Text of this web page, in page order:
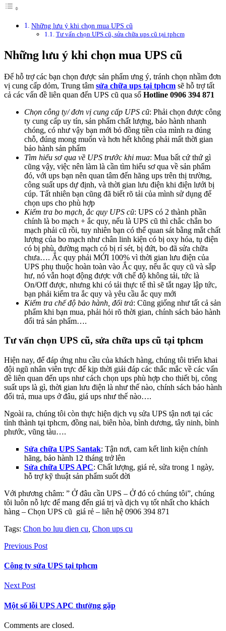
Những lưu ý khi chọn mua UPS cũ
Tư vấn chọn UPS cũ, sửa chữa ups cũ tại tphcm
Những lưu ý khi chọn mua UPS cũ
Để hỗ trợ các bạn chọn được sản phẩm ưng ý, tránh chọn nhầm đơn
vị cung cấp dỏm, Trung tâm sửa chữa ups tại tphcm sẽ hỗ trợ tất
cả các vấn đề liên quan đến UPS cũ qua số Hotline 0906 394 871
Chọn công ty/ đơn vị cung cấp UPS cũ: Phải chọn được công
ty cung cấp uy tín, sản phẩm chất lượng, bảo hành nhanh
chóng, có như vậy bạn mới bỏ đồng tiền của mình ra đúng
chỗ, đúng mong muốn và hơn hết không phải mất thời gian
bảo hành sản phẩm
Tìm hiểu sơ qua về UPS trước khi mua: Mua bất cứ thứ gì
cũng vậy, việc nên làm là cần tìm hiểu sơ qua về sản phẩm
đó, với ups bạn nên quan tâm đến hãng ups trên thị trường,
công suất ups dự định, và thời gian lưu điện khi điện lưới bị
cúp. Tất nhiên bạn cũng đã biết rõ tải của mình sử dụng để
chọn ups cho phù hợp
Kiểm tra bo mạch, ắc quy UPS cũ: UPS có 2 thành phần
chính là bo mạch + ắc quy, nếu là UPS cũ thì chắc chắn bo
mạch phải cũ rồi, tuy nhiên bạn có thể quan sát bằng mắt chất
lượng của bo mạch như chân linh kiện có bị oxy hóa, tụ điện
có bị phù, đường mạch có bị rỉ sét, bị đứt, bo đã sửa chữa
chưa…. Ắc quy phải MỚI 100% vì thời gian lưu điện của
UPS phụ thuộc hoàn toàn vào Ắc quy, nếu ắc quy cũ và sắp
hư, nó vẫn hoạt động được với chế độ không tải, tức là
On/Off được, nhưng khi có tải thực tế thì sẽ tắt ngay lập tức,
bạn phải kiểm tra ắc quy và yêu cầu ắc quy mới
Kiểm tra chế độ bảo hành, đổi trả: Cũng giống như tất cả sản
phẩm khi bạn mua, phải hỏi rõ thời gian, chính sách bảo hành
đổi trả sản phẩm….
Tư vấn chọn UPS cũ, sửa chữa ups cũ tại tphcm
Hiện nay, để đáp ứng nhu cầu của khách hàng, chúng tôi triển khai
đội ngũ nhân viên trực để kịp thời giải đáp các thắc mắc về các vấn
đề liên quan đến ups như cách chọn ups phù hợp cho thiết bị, công
suất ups là gì, thời gian lưu điện là như thế nào, chính sách bảo hành
đổi trả, mua ups ở đâu, giá ups như thế nào….
Ngoài ra, chúng tôi còn thực hiện dịch vụ sửa UPS tận nơi tại các
tỉnh thành tại tphcm, đồng nai, biên hòa, bình dương, tây ninh, bình
phước, vũng tàu….
Sửa chữa UPS Santak: Tận nơi, cam kết linh kiện chính
hãng, bảo hành 12 tháng trở lên
Sửa chữa UPS APC: Chất lượng, giá rẻ, sửa trong 1 ngày,
hỗ trợ kỹ thuật sản phẩm suốt đời
Với phương châm: ” Ở đâu cần UPS – Ở đó có chúng tôi”, chúng
tôi luôn nỗ lực để mang đến giá trị và dịch vụ tốt nhất cho khách
hàng – Chọn UPS cũ giá rẻ – liên hệ 0906 394 871
Tags: Chon bo luu dien cu Chon ups cu
Previous Post
Công ty sửa UPS tại tphcm
Next Post
Một số lỗi UPS APC thường gặp
Comments are closed.